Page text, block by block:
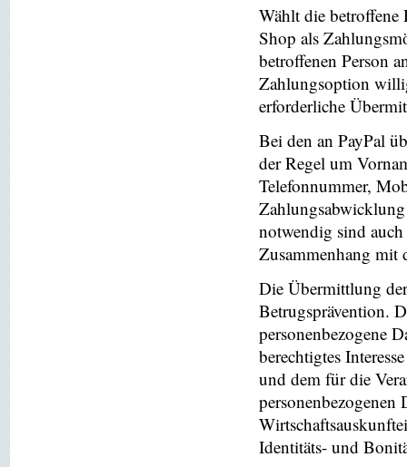
Wählt die betroffene
Shop als
betroffenen Person
Zahlungsoption
erforderliche
Bei den an PayPal
der Regel um
Telefonnummer,
notwendig sind
Zusammenhang mit
Die Übermittlung
Betrugsprävention.
personenbezogene
berechtigtes
und dem für die
personenbezogenen
Identitäts- und